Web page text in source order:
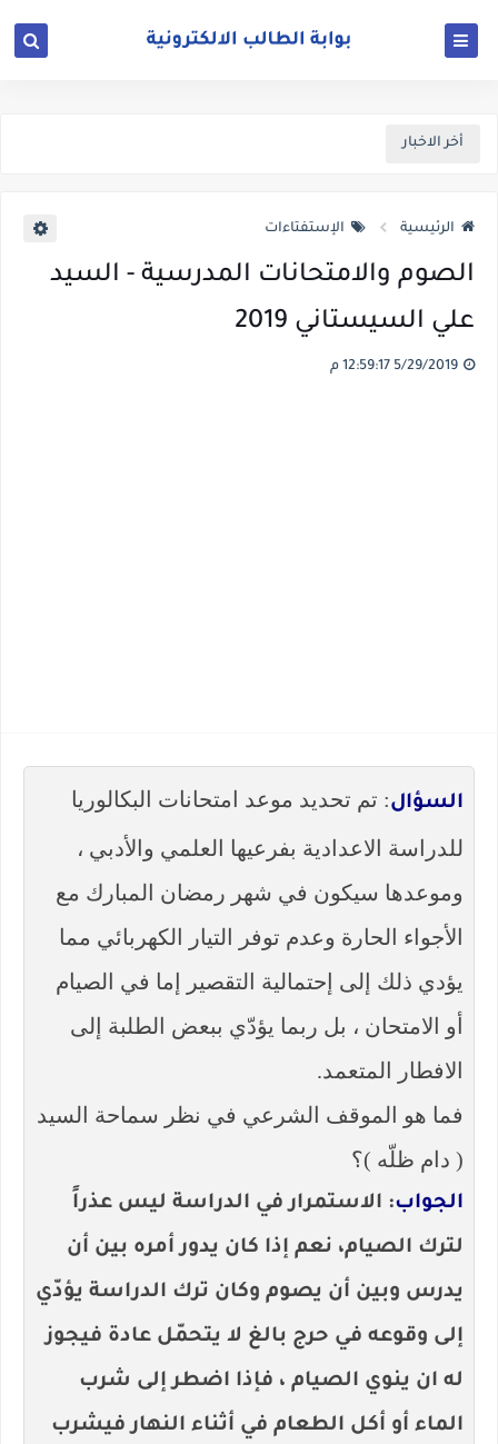
أخر الاخبار
الرئيسية الإستفتاءات
الصوم والامتحانات المدرسية - السيد
علي السيستاني 2019
السؤال: تم تحديد موعد امتحانات البكالوريا
للدراسة الاعدادية بفرعيها العلمي والأدبي ،
وموعدها سيكون في شهر رمضان المبارك مع
الأجواء الحارة وعدم توفر التيار الكهربائي مما
يؤدي ذلك إلى إحتمالية التقصير إما في الصيام
أو الامتحان ، بل ربما يؤدّي ببعض الطلبة إلى
الافطار المتعمد.
فما هو الموقف الشرعي في نظر سماحة السيد
( دام ظلّه )؟
الجواب: الاستمرار في الدراسة ليس عذراً
لترك الصيام، نعم إذا كان يدور أمره بين أن
يدرس وبين أن يصوم وكان ترك الدراسة يؤدّي
إلى وقوعه في حرج بالغ لا يتحمّل عادة فيجوز
له ان ينوي الصيام ، فإذا اضطر إلى شرب
الماء أو أكل الطعام في أثناء النهار فيشرب